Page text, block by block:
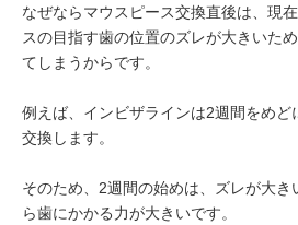
なぜならマウスピース交換直後は、現
スの目指す歯の位置のズレが大きいた
てしまうからです。
例えば、インビザラインは2週間をめど
交換します。
そのため、2週間の始めは、ズレが大
ら歯にかかる力が大きいです。